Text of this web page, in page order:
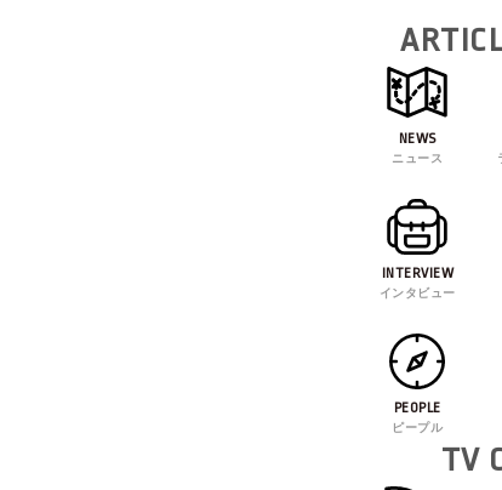
NEWS
ニュース
INTERVIEW
インタビュー
PEOPLE
ピープル
TV